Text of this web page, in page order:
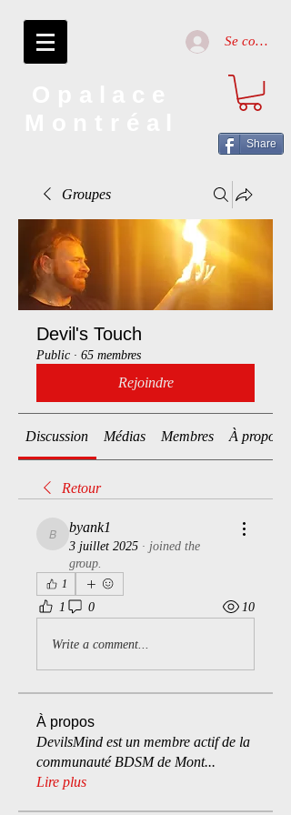
Se connecter
Share
Groupes
Devil's Touch
Public · 65 membres
Rejoindre
Discussion Médias Membres À propos
Retour
byank1
byank1
3 juillet 2025 · joined the
group.
1
1 0 10
Write a comment...
À propos
DevilsMind est un membre actif de la
communauté BDSM de Mont...
Lire plus